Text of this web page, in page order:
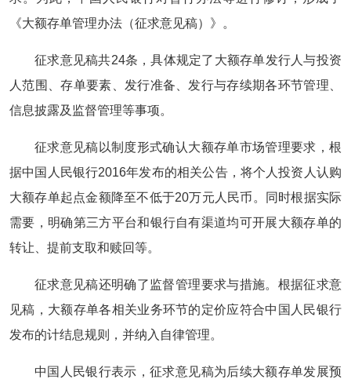
《大额存单管理办法（征求意见稿）》。
征求意见稿共24条，具体规定了大额存单发行人与投资
人范围、存单要素、发行准备、发行与存续期各环节管理、
信息披露及监督管理等事项。
征求意见稿以制度形式确认大额存单市场管理要求，根
据中国人民银行2016年发布的相关公告，将个人投资人认购
大额存单起点金额降至不低于20万元人民币。同时根据实际
需要，明确第三方平台和银行自有渠道均可开展大额存单的
转让、提前支取和赎回等。
征求意见稿还明确了监督管理要求与措施。根据征求意
见稿，大额存单各相关业务环节的定价应符合中国人民银行
发布的计结息规则，并纳入自律管理。
中国人民银行表示，征求意见稿为后续大额存单发展预